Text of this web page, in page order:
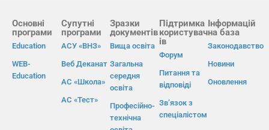
Основні
програми
Education
WEB-
Education
Супутні
програми
АСУ «ВНЗ»
Веб Деканат
АС «Школа»
АС «Тест»
Зразки
документів
Вища освіта
Загальна
середня
освіта
Професійно-
технічна
Підтримка
користувач
ів
Форум
Питання та
відповіді
Зв’язок з
спеціалістом
Інформацій
на база
Законодавство
Новини
Оновлення